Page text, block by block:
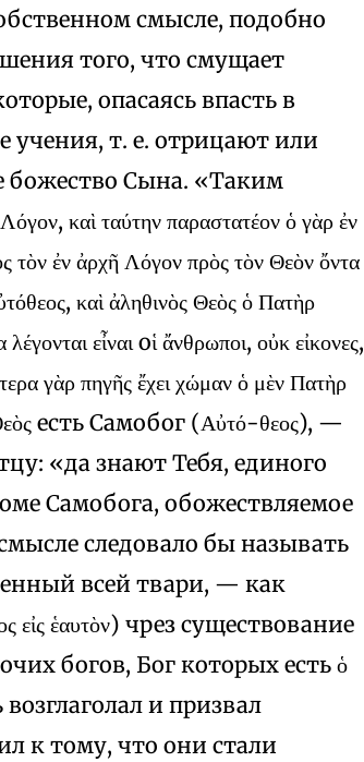
смысле, подобно
того, что смущает
опасаясь впасть в
т. е. отрицают или
божество Сына. «Таким
καὶ ταύτην παραστατέον ὁ γὰρ ἐν
τὸν ἐν ἀρχῆ Λόγον πρὸς τὸν Θεὸν ὄντα
καὶ ἀληθινὸς Θεὸς ὁ Πατὴρ
λέγονται εἶναι oἱ ἄνθρωποι, οὐκ εἰκονες,
γὰρ πηγῆς ἔχει χώμαν ὁ μὲν Πατὴρ
есть Самобог (Αὐτό-θεος), —
«да знают Тебя, единого
Самобога, обожествляемое
следовало бы называть
всей твари, — как
εἰς ἑαυτὸν) чрез существование
богов, Бог которых есть ὁ
и призвал
к тому, что они стали